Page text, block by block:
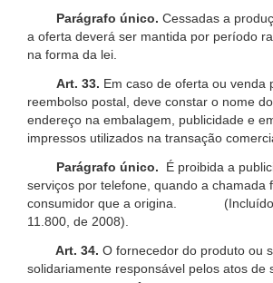
Parágrafo único. Cessadas a
a oferta deverá ser mantida por período
na forma da lei.
Art. 33. Em caso de oferta ou venda
reembolso postal, deve constar o nome
endereço na embalagem, publicidade e
impressos utilizados na transação
Parágrafo único.
É proibida a
serviços por telefone, quando a chamada
consumidor que a origina. (Incluído
11.800, de 2008).
Art. 34. O fornecedor do produto ou
solidariamente responsável pelos atos de